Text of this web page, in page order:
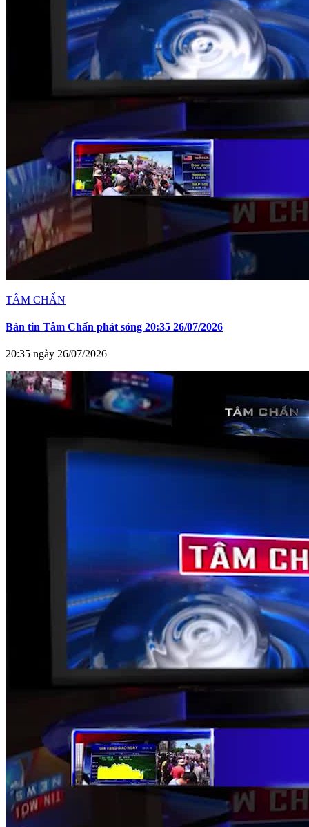
TÂM CHẤN
Bản tin Tâm Chấn phát sóng 20:35 26/07/2026
20:35 ngày 26/07/2026